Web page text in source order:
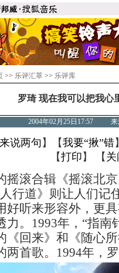
>> 乐评汇萃 >> 乐评库
罗琦 现在我可以把我心
2004年02月25日17:57 来
说两句】【我要“揪”错
【打印 】 【 关
滚合辑《摇滚北京
行道》则让人们记
好听来形容外，更
力。1993年，“指南
《回来》和《随心
两首歌。1994年，